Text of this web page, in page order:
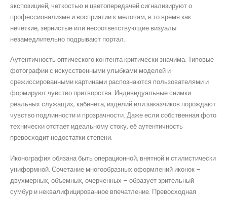
экспозицией, четкостью и цветопередачей сигнализируют о
профессионализме и восприятии к мелочам, в то время как
нечеткие, зернистые или несоответствующие визуалы
незамедлительно подрывают портал.
Аутентичность оптического контента критически значима. Типовые
фотографии с искусственными улыбками моделей и
срежиссированными картинами распознаются пользователями и
формируют чувство притворства. Индивидуальные снимки
реальных служащих, кабинета, изделий или заказчиков порождают
чувство подлинности и прозрачности. Даже если собственная фото
технически отстает идеальному стоку, её аутентичность
превосходит недостатки степени.
Иконография обязана быть операционной, внятной и стилистически
униформной. Сочетание многообразных оформлений иконок –
двухмерных, объемных, очерченных – образует зрительный
сумбур и неквалифицированное впечатление. Превосходная